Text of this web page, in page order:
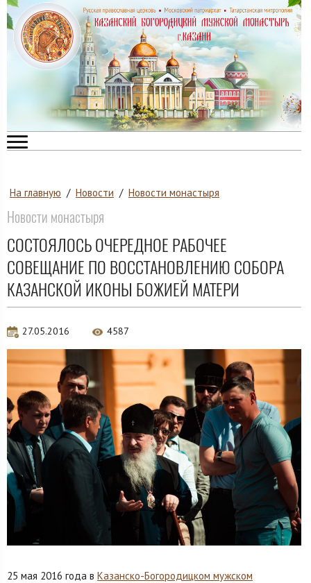
На главную / Новости / Новости монастыря
Новости монастыря
СОСТОЯЛОСЬ ОЧЕРЕДНОЕ РАБОЧЕЕ
СОВЕЩАНИЕ ПО ВОССТАНОВЛЕНИЮ СОБОРА
КАЗАНСКОЙ ИКОНЫ БОЖИЕЙ МАТЕРИ
27.05.2016 4587
25 мая 2016 года в Казанско-Богородицком мужском